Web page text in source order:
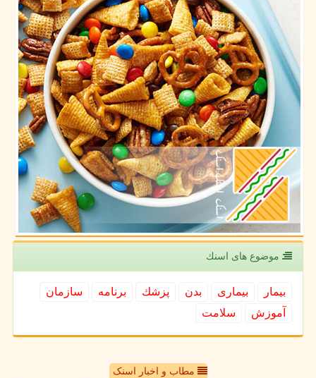
موضوع های اسنك
بیمار بیماری بدن پزشك برنامه
سازمان
آموزش
سلامت
مطاب و اخبار اسنک